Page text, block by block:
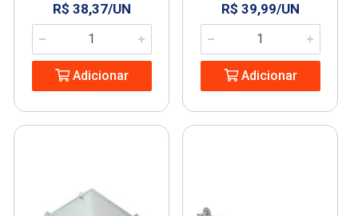
R$ 38,37/UN
Adicionar
R$ 39,99/UN
Adicionar